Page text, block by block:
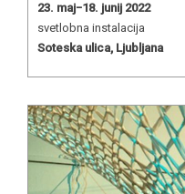
23. maj−18. junij 2022
svetlobna instalacija
Soteska ulica, Ljubljana